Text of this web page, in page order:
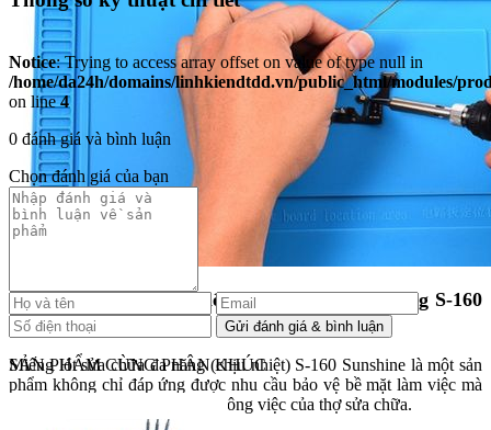
Giới thiệu sản phẩm miếng lót sửa chữa đa năng S-160
Sunshine
Miếng lót sửa chữa đa năng (chịu nhiệt) S-160 Sunshine là một sản
phẩm không chỉ đáp ứng được nhu cầu bảo vệ bề mặt làm việc mà
còn giúp tăng cường hiệu quả công việc của thợ sửa chữa.
Notice: Trying to access array offset on value of type null in
/home/da24h/domains/linhkiendtdd.vn/public_html/modules/
on line4
0 đánh giá và bình luận
Chọn đánh giá của bạn
SẢN PHẨM CÙNG PHÂN KHÚC